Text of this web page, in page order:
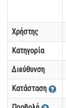
Χρήστης
Κατηγορία
Διεύθυνση
Κατάσταση